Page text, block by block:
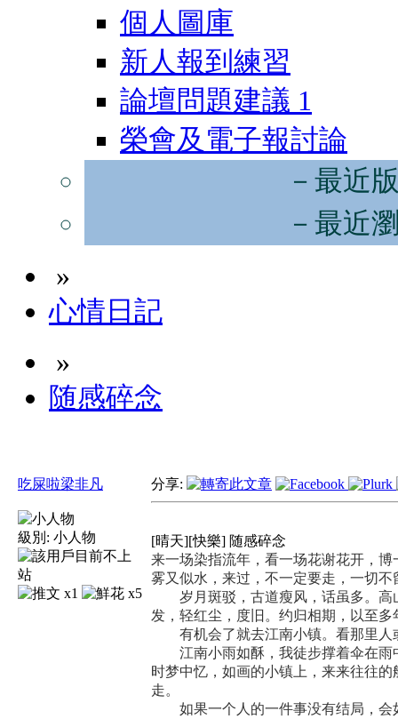
個人圖庫
新人報到練習
論壇問題建議 1
榮會及電子報討論
－最近
－最近
»
心情日記
»
随感碎念
吃屎啦梁非凡
級別: 小人物
x1 x5
分享:
[晴天][快樂] 随感碎念
来一场染指流年，看一场花谢花开，
雾又似水，来过，不一定要走，一切不
岁月斑驳，古道瘦风，话虽多。高
发，轻红尘，度旧。约归相期，以至
有机会了就去江南小镇。看那里人
江南小雨如酥，我徒步撑着伞在雨
时梦中忆，如画的小镇上，来来往往
走。
如果一个人的一件事没有结局，会